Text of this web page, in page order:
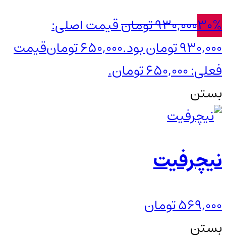
30%
930,000تومانقیمت اصلی:
930,000 تومان بود.
650,000تومانقیمت
فعلی: 650,000 تومان.
بستن
نیچرفیت
569,000تومان
بستن